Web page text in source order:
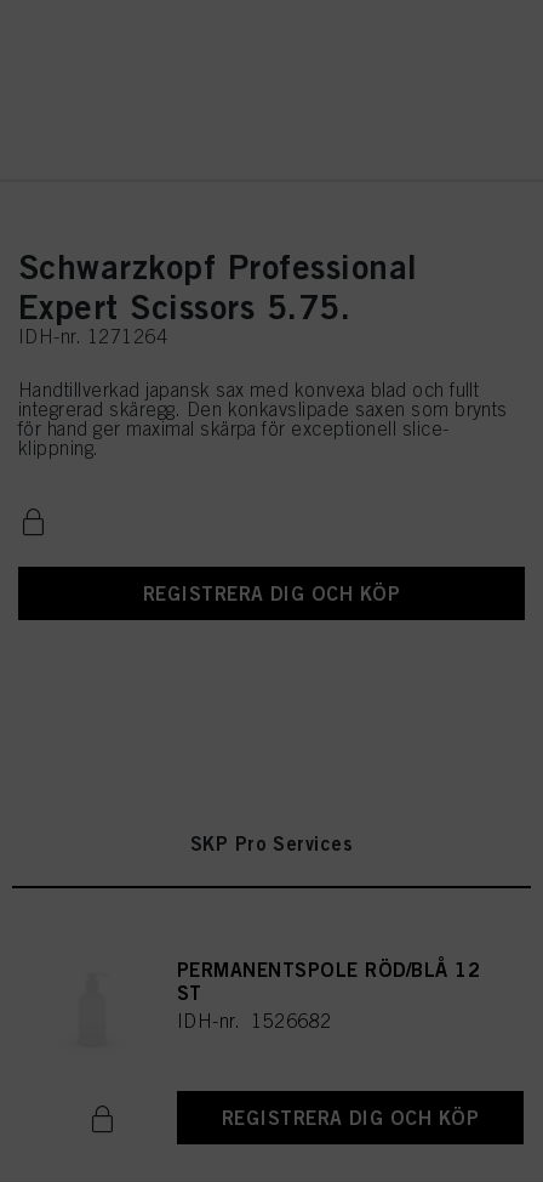
Schwarzkopf Professional
Expert Scissors 5.75.
IDH-nr. 1271264
Handtillverkad japansk sax med konvexa blad och fullt
integrerad skäregg. Den konkavslipade saxen som brynts
för hand ger maximal skärpa för exceptionell slice-
klippning.
REGISTRERA DIG OCH KÖP
SKP Pro Services
PERMANENTSPOLE RÖD/BLÅ 12
ST
IDH-nr. 1526682
REGISTRERA DIG OCH KÖP